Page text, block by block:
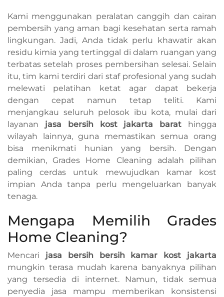
Kami menggunakan peralatan canggih dan cairan
pembersih yang aman bagi kesehatan serta ramah
lingkungan. Jadi, Anda tidak perlu khawatir akan
residu kimia yang tertinggal di dalam ruangan yang
terbatas setelah proses pembersihan selesai. Selain
itu, tim kami terdiri dari staf profesional yang sudah
melewati pelatihan ketat agar dapat bekerja
dengan cepat namun tetap teliti. Kami
menjangkau seluruh pelosok ibu kota, mulai dari
layanan jasa bersih kost jakarta barat hingga
wilayah lainnya, guna memastikan semua orang
bisa menikmati hunian yang bersih. Dengan
demikian, Grades Home Cleaning adalah pilihan
paling cerdas untuk mewujudkan kamar kost
impian Anda tanpa perlu mengeluarkan banyak
tenaga.
Mengapa Memilih Grades
Home Cleaning?
Mencari jasa bersih bersih kamar kost jakarta
mungkin terasa mudah karena banyaknya pilihan
yang tersedia di internet. Namun, tidak semua
penyedia jasa mampu memberikan konsistensi